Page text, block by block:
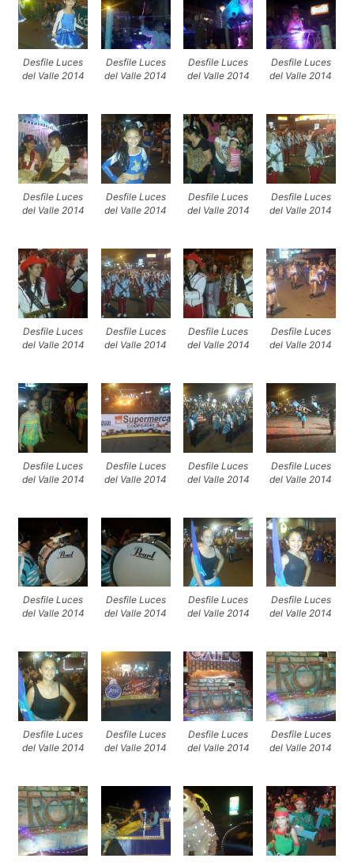
Desfile Luces
del Valle 2014
Desfile Luces
del Valle 2014
Desfile Luces
del Valle 2014
Desfile Luces
del Valle 2014
Desfile Luces
del Valle 2014
Desfile Luces
del Valle 2014
Desfile Luces
del Valle 2014
Desfile Luces
del Valle 2014
Desfile Luces
del Valle 2014
Desfile Luces
del Valle 2014
Desfile Luces
del Valle 2014
Desfile Luces
del Valle 2014
Desfile Luces
del Valle 2014
Desfile Luces
del Valle 2014
Desfile Luces
del Valle 2014
Desfile Luces
del Valle 2014
Desfile Luces
del Valle 2014
Desfile Luces
del Valle 2014
Desfile Luces
del Valle 2014
Desfile Luces
del Valle 2014
Desfile Luces
del Valle 2014
Desfile Luces
del Valle 2014
Desfile Luces
del Valle 2014
Desfile Luces
del Valle 2014